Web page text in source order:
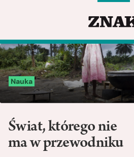
Nauka
Świat, którego nie
ma w przewodniku